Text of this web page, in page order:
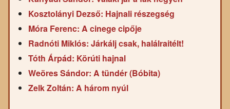
Kosztolányi Dezső: Hajnali részegség
Móra Ferenc: A cinege cipője
Radnóti Miklós: Járkálj csak, halálraitélt!
Tóth Árpád: Körúti hajnal
Weöres Sándor: A tündér (Bóbita)
Zelk Zoltán: A három nyúl